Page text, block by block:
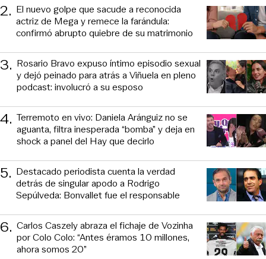
2. El nuevo golpe que sacude a reconocida
actriz de Mega y remece la farándula:
confirmó abrupto quiebre de su matrimonio
3. Rosario Bravo expuso íntimo episodio sexual
y dejó peinado para atrás a Viñuela en pleno
podcast: involucró a su esposo
4. Terremoto en vivo: Daniela Aránguiz no se
aguanta, filtra inesperada “bomba” y deja en
shock a panel del Hay que decirlo
5. Destacado periodista cuenta la verdad
detrás de singular apodo a Rodrigo
Sepúlveda: Bonvallet fue el responsable
6. Carlos Caszely abraza el fichaje de Vozinha
por Colo Colo: “Antes éramos 10 millones,
ahora somos 20”